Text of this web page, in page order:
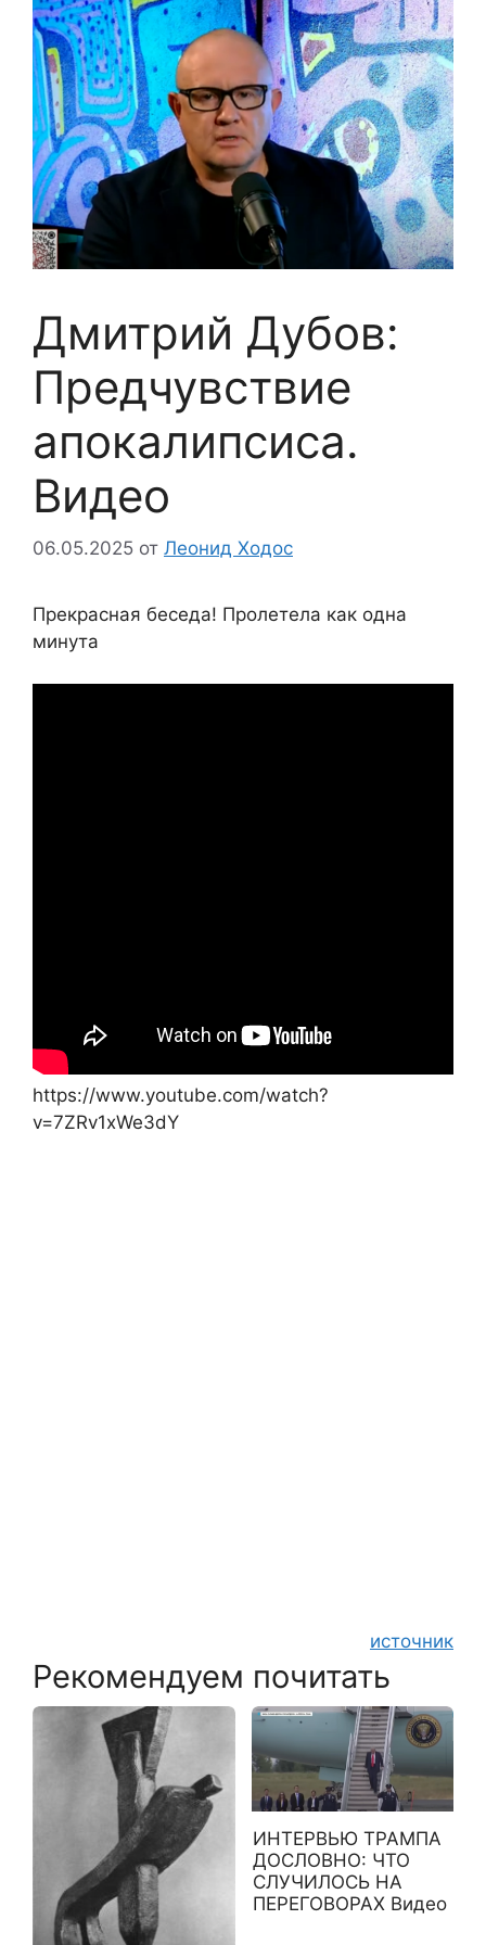
Дмитрий Дубов:
Предчувствие
апокалипсиса.
Видео
06.05.2025 от Леонид Ходос
Прекрасная беседа! Пролетела как одна
минута
https://www.youtube.com/watch?
v=7ZRv1xWe3dY
источник
Рекомендуем почитать
ИНТЕРВЬЮ ТРАМПА
ДОСЛОВНО: ЧТО
СЛУЧИЛОСЬ НА
ПЕРЕГОВОРАХ Видео